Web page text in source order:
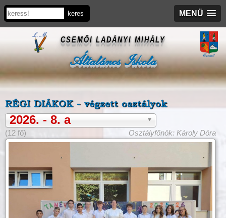
MENÜ
CSEMŐI LADÁNYI MIHÁLY
Általános Iskola
RÉGI DIÁKOK - végzett osztályok
2026. - 8. a
(12 fő) Osztályfőnök: Károly Dóra